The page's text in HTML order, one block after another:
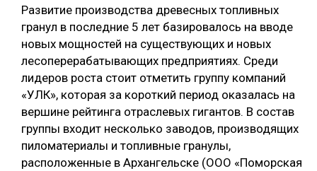
Развитие производства древесных топливных
гранул в последние 5 лет базировалось на вводе
новых мощностей на существующих и новых
лесоперерабатывающих предприятиях. Среди
лидеров роста стоит отметить группу компаний
«УЛК», которая за короткий период оказалась на
вершине рейтинга отраслевых гигантов. В состав
группы входит несколько заводов, производящих
пиломатериалы и топливные гранулы,
расположенные в Архангельске (ООО «Поморская